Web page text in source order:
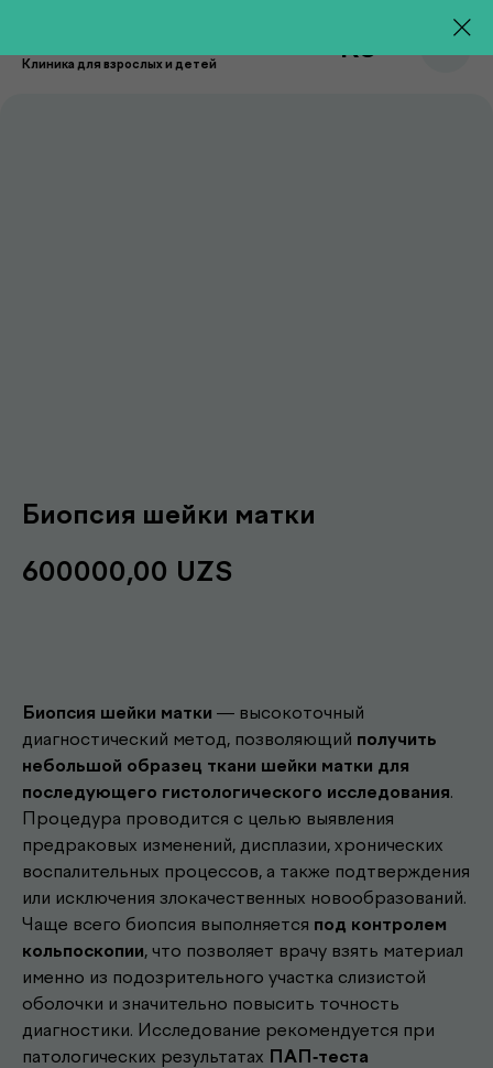
Биопсия шейки матки
600000,00 UZS
Биопсия шейки матки — высокоточный
диагностический метод, позволяющий получить
небольшой образец ткани шейки матки для
последующего гистологического исследования.
Процедура проводится с целью выявления
предраковых изменений, дисплазии, хронических
воспалительных процессов, а также подтверждения
или исключения злокачественных новообразований.
Чаще всего биопсия выполняется под контролем
кольпоскопии, что позволяет врачу взять материал
именно из подозрительного участка слизистой
оболочки и значительно повысить точность
диагностики. Исследование рекомендуется при
патологических результатах ПАП-теста